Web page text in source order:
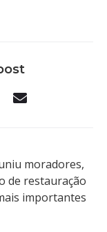
moradores,
de restauração
importantes